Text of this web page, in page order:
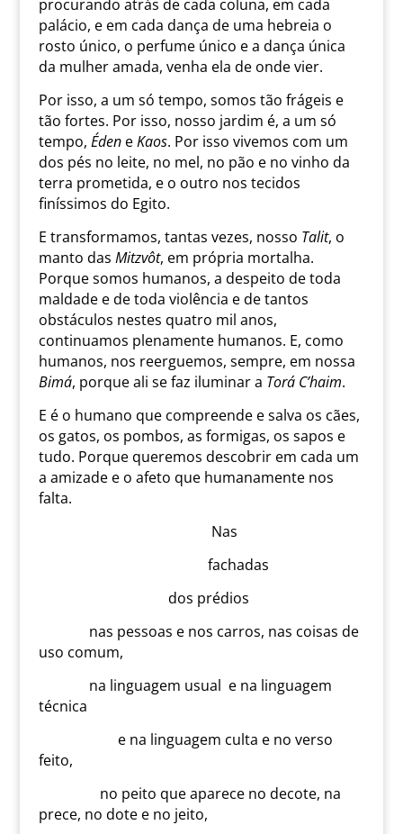
procurando atrás de cada coluna, em cada
palácio, e em cada dança de uma hebreia o
rosto único, o perfume único e a dança única
da mulher amada, venha ela de onde vier.
Por isso, a um só tempo, somos tão frágeis e
tão fortes. Por isso, nosso jardim é, a um só
tempo, ÉdeneKaos. Por isso vivemos com um
dos pés no leite, no mel, no pão e no vinho da
terra prometida, e o outro nos tecidos
finíssimos do Egito.
E transformamos, tantas vezes, nosso Talit, o
manto das Mitzvôt, em própria mortalha.
Porque somos humanos, a despeito de toda
maldade e de toda violência e de tantos
obstáculos nestes quatro mil anos,
continuamos plenamente humanos. E, como
humanos, nos reerguemos, sempre, em nossa
Bimá, porque ali se faz iluminar a Torá C’haim.
E é o humano que compreende e salva os cães,
os gatos, os pombos, as formigas, os sapos e
tudo. Porque queremos descobrir em cada um
a amizade e o afeto que humanamente nos
falta.
Nas
fachadas
dos prédios
nas pessoas e nos carros, nas coisas de
uso comum,
na linguagem usual e na linguagem
técnica
e na linguagem culta e no verso
feito,
no peito que aparece no decote, na
prece, no dote e no jeito,